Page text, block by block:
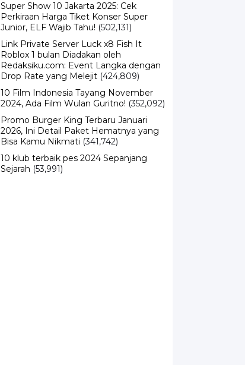
Super Show 10 Jakarta 2025: Cek
Perkiraan Harga Tiket Konser Super
Junior, ELF Wajib Tahu! (502,131)
Link Private Server Luck x8 Fish It
Roblox 1 bulan Diadakan oleh
Redaksiku.com: Event Langka dengan
Drop Rate yang Melejit (424,809)
10 Film Indonesia Tayang November
2024, Ada Film Wulan Guritno! (352,092)
Promo Burger King Terbaru Januari
2026, Ini Detail Paket Hematnya yang
Bisa Kamu Nikmati (341,742)
10 klub terbaik pes 2024 Sepanjang
Sejarah (53,991)